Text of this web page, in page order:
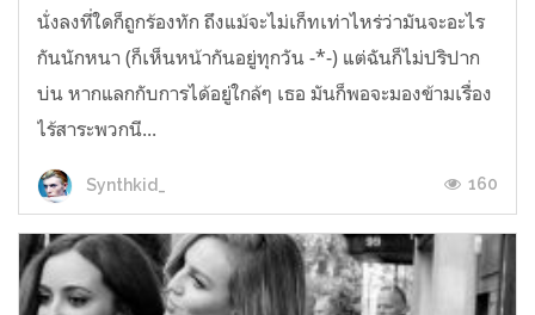
นั่งลงที่ใดก็ถูกร้องทัก ถึงแม้จะไม่เก็ทเท่าไหร่ว่ามันจะอะไร
กันนักหนา (ก็เห็นหน้ากันอยู่ทุกวัน -*-) แต่ฉันก็ไม่ปริปาก
บ่น หากแลกกับการได้อยู่ใกล้ๆ เธอ มันก็พอจะมองข้ามเรื่อง
ไร้สาระพวกนี...
Synthkid_ 160